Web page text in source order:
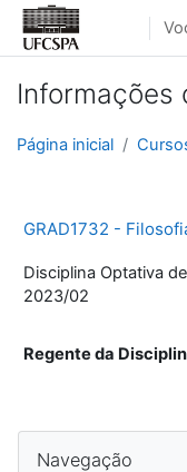
Ir para o conteúdo
Informações
Página inicial
GRAD1732 -
Disciplina Optativa
2023/02
Regente da
Blocos
Navegação